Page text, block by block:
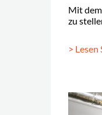
Mit
zu
>